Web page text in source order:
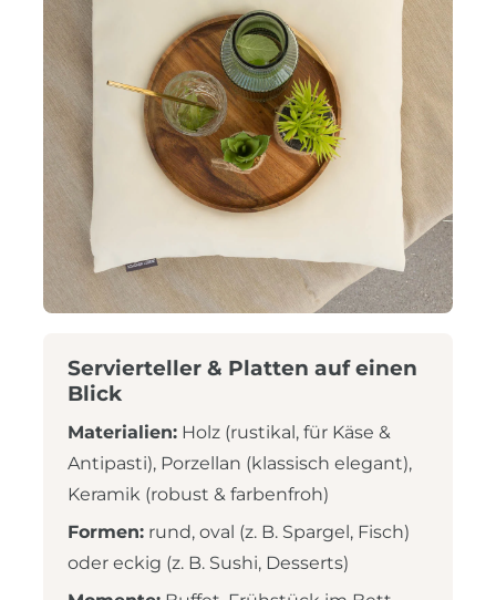
Servierteller & Platten auf einen
Blick
Materialien: Holz (rustikal, für Käse &
Antipasti), Porzellan (klassisch elegant),
Keramik (robust & farbenfroh)
Formen: rund, oval (z. B. Spargel, Fisch)
oder eckig (z. B. Sushi, Desserts)